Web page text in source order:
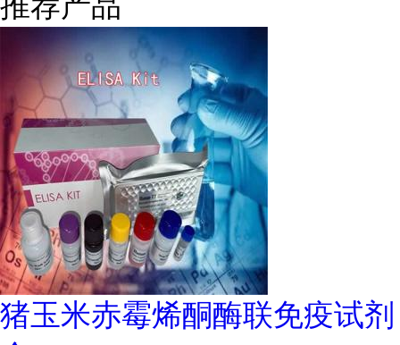
猪玉米赤霉烯酮酶联免疫试剂